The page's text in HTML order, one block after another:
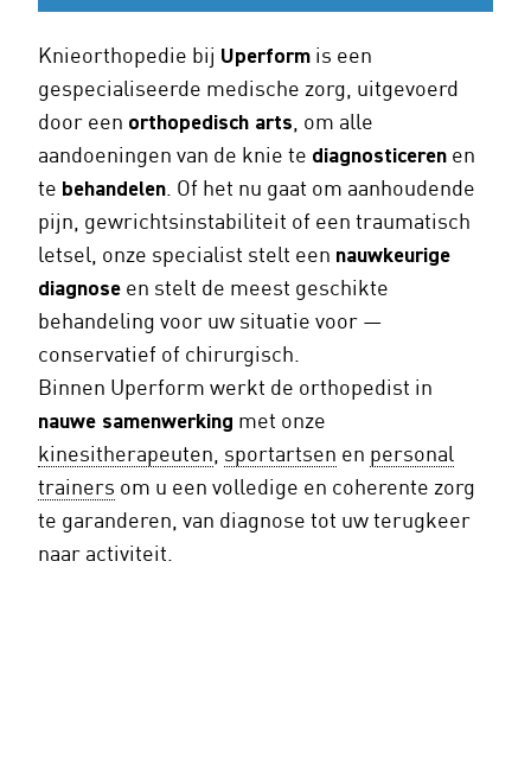
Knieorthopedie bij Uperform is een
gespecialiseerde medische zorg, uitgevoerd
door een orthopedisch arts, om alle
aandoeningen van de knie te diagnosticeren en
te behandelen. Of het nu gaat om aanhoudende
pijn, gewrichtsinstabiliteit of een traumatisch
letsel, onze specialist stelt een nauwkeurige
diagnose en stelt de meest geschikte
behandeling voor uw situatie voor —
conservatief of chirurgisch.
Binnen Uperform werkt de orthopedist in
nauwe samenwerking met onze
kinesitherapeuten, sportartsen en personal
trainers om u een volledige en coherente zorg
te garanderen, van diagnose tot uw terugkeer
naar activiteit.